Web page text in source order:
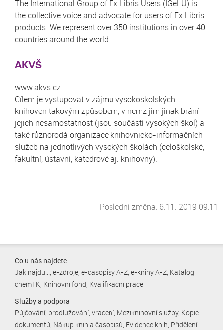
The International Group of Ex Libris Users (IGeLU) is
the collective voice and advocate for users of Ex Libris
products. We represent over 350 institutions in over 40
countries around the world.
AKVŠ
www.akvs.cz
Cílem je vystupovat v zájmu vysokoškolských
knihoven takovým způsobem, v němž jim jinak brání
jejich nesamostatnost (jsou součástí vysokých škol) a
také různorodá organizace knihovnicko-informačních
služeb na jednotlivých vysokých školách (celoškolské,
fakultní, ústavní, katedrové aj. knihovny).
Poslední změna: 6.11. 2019 09:11
Co u nás najdete
Jak najdu... e-zdroje e-časopisy A-Z e-knihy A-Z Katalog
chemTK Knihovní fond Kvalifikační práce
Služby a podpora
Půjčování, prodlužování, vracení Meziknihovní služby Kopie
dokumentů Nákup knih a časopisů Evidence knih Přidělení